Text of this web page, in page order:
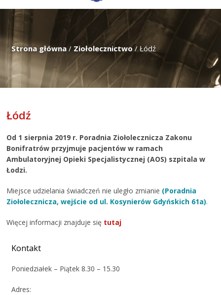
Strona główna / Ziołolecznictwo /Łódź
Łódź
Od 1 sierpnia 2019 r. Poradnia Ziołolecznicza Zakonu
Bonifratrów przyjmuje pacjentów w ramach
Ambulatoryjnej Opieki Specjalistycznej (AOS) szpitala w
Łodzi.
Miejsce udzielania świadczeń nie uległo zmianie (Poradnia
Ziołolecznicza, wejście od ul. Kosynierów Gdyńskich 61a).
Więcej informacji znajduje się tutaj
Kontakt
Poniedziałek – Piątek 8.30 – 15.30
Adres: